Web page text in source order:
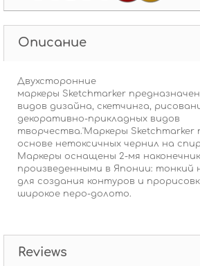
Описание
Двухсторонние
маркеры Sketchmarker
видов дизайна, скетчинга,
декоративно-прикладных видов
творчества.'Маркеры Sketchmarker
основе нетоксичных чернил на
Маркеры оснащены 2-мя
произведенными в Японии: тонкий
для создания контуров и
широкое перо-долото.
Reviews